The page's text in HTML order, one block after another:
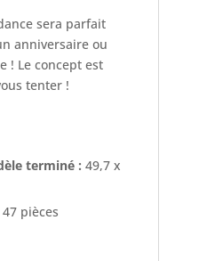
sera parfait
anniversaire ou
! Le concept est
tenter !
terminé : 49,7 x
47 pièces